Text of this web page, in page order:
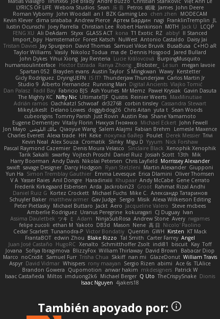
LYRICS OF LIFE Webora Studios Sean 乐 音 Petros 眠瓏 James John Deere
Roman Vyborny John Woodall an l BZK Gaming Leo chen zhen
MODECAM
Kevin Klever dima sirababa Andrew Pierce Артем Бардин nagi FranklinTremplin JL
Iustin Ocunschi
Joey Parrella Christian Lee Robert Hankinson M0TH Jack Ü
LCQP
FENG XU Ali DeAdam Styxx GLASS ACT kona T1 Exotic RZ abby! ll Stanced
Import_bpy Hamsternator Forest Katsch NuWest Antonio Castaldo Daisy Jai
Tristan Davies Jay Spurgeon David Thomas Samuel Vikse Bruvik BusaBusa C+HO aR
Taylor Williams Vasily Nikoloz Todua ma de Dennis Hosgood
Jared Bullard
John Dykes Yihui Xiong Jay Renteria Lucie Královcová BurpingMusquito
humansoulinterface Hector Estrada Ranya Zhong _Blobster_ Le sun
megan lavoie
Spartan 052 Brayden evans Austin Taylor S Mingkwan Wawy Kerstetter
Gicly Rodríguez DryingUEFN IS IT? Thunderjaw Thunderjaw Carlos Martin Jr
Studio 9 Alberto Hernandez Running Man Digital Ancients Vlajko Tomić
Dan Palasz Fadil Bay Fabricio BJS Ash Younes Mr Memz Paweł Krysiak Gavin Dasuta
The Mighty KC Nifty Nic UltimateTJF Quistis Reinier Weerts MaxMinutiae
Adrián ramos Oachkatzl Schwoaf dr32768 corbin tinsley Cassandra Stewart
MikeyLikesIt Delano Lowes doggybdog26 Chris Aitan yuta t Sean Woods
cubeorigins Tommy Parish Just Rovin Austin Rea Shane Yamamoto
Eugene Dementjev Vitaliy Florin Никуся Гноянко Michael Eckert John Fewell
Jon Mayo مالك البلوشي Qiaoyue Wang Salem Alajmi Fabian Brehm
Lemesle Maxence
Charles Everett Alexa trade HH Keke покупка байер Poulet Derek Messier Trivi
Kevin Neal Alex Souza Cromatik Slinky Migu D Yyyum Nick Forshaw
Pascal Raymond Cazemier Denis Moura Velasco Sinclaire Black Xenophik Xenophik
Tarik Sakalli swarfey Vojtech Proschl Daniel Ruiz Josiah Scott 13th
Mik
Harry Boorman Andy Davis Nikolai Petersen Chris Layfield Morrissey Alexander
swxift savage Designer Darcy Hodgson Ryan Stelzleni Martin Alexander Giupponi
Yun Ha Simon Tremblay Gauthier Emma Levesque Erica Dlamini Oliver Thomsen
V A Yasser Raies Anil Dongre Haradinxiii Khupaar Andy McCabe Gene Cerrato
Frederik Kirkegaard Esbensen Arda Jackrobin23 Groot Rahmat Rizal Andhi
Daniel Ruiz G Kortez Crockett Michael Fuchs Mike C. Александр Татаринов
Schuyler Baker matthew armer Gav Judge Sergio Misik Alexa Wilkerson Editing
Peter Pietlasky Michael Buttaro Jackt Aero Jacqueline Valero
Steve mcbees
Amberlie Rodriguez Uranus Peregrine kokuragari CJ Duguay Ivan
Assima Dauletbek ツキ ミ Adam NinjaSubRosa Andrew Stone Avery rwgames
felipe zucoli ethan M Yakoto DB3d Mason Nene 高 日 Nicolo' Paolino
Cedar Scarlett Tunanodra-P Victor Bondatiy Quentin GWH Kirsten KT Mack
FrantaBOT edwin Zhou Blake Rizzo Tal Smith Carter Farrey Angel
Juan José Castaño HugoRC Xenalto Schmitthoffer Zsolt indi81 biscuit Kay Toff
Jovana
Sofiya Ibragimova BlizzyFox William Thirlaway David Brown
Babacar Diop
Marco noCrxdit Samuel Furr Trisha Chua Skkiff nan mi GlazeDonut William Travis
Aspyr David Vidmar Whispers rony maayan Sergio Rizen abimi Ace 6s TLAlice
Brandon Gowera Qupomotion anwar hakim mkdesigners Patrick W
Isaac Castañeda Miltos imduong2k6 Michael Berger Q Uto TheCrispySnake Dionis
Isaac Nguyen 4jakers18
También apoyado por: